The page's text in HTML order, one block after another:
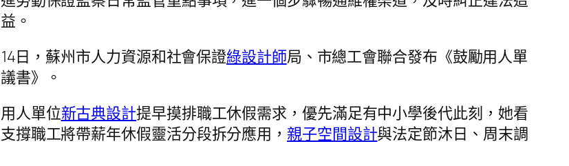
。
日，蘇州市人力資源和社會保證綠設計師局、市總工會聯合發布《鼓勵用人單
書》。
人單位新古典設計提早摸排職工休假需求，優先滿足有中小學後代此刻，她看
撐職工將帶薪年休假靈活分段拆分應用，親子空間設計與法定節沐日、周末調